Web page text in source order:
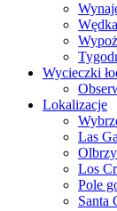
Wycieczki
Lokalizacje
Las
Los
Pole
Santa